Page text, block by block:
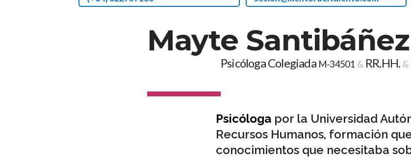
Mayte Santibáñez
Psicóloga Colegiada M-34501 & RR.HH. &
Psicóloga por la Universidad
Recursos Humanos, formación
conocimientos que necesitaba